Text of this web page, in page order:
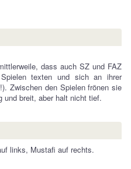
dass auch SZ und FAZ
texten und sich an ihrer
Zwischen den Spielen frönen sie
und breit, aber halt nicht tief.
links, Mustafi auf rechts.